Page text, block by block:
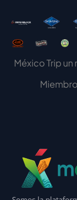
México Trip